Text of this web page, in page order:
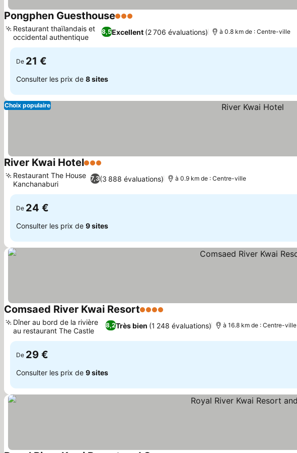
Pongphen Guesthouse3 Étoiles
8,5Excellent (2 706 évaluations)
Restaurant thaïlandais et
occidental authentique
à 0.8 km de : Centre-ville
De 21 €
Consulter les prix de 8 sites
Choix populaire
River Kwai Hotel3 Étoiles
7,3(3 888 évaluations)
Restaurant The House
Kanchanaburi
à 0.9 km de : Centre-ville
De 24 €
Consulter les prix de 9 sites
Comsaed River Kwai Resort4 Étoiles
8,2Très bien (1 248 évaluations)
Dîner au bord de la rivière
au restaurant The Castle
à 16.8 km de : Centre-ville
De 29 €
Consulter les prix de 9 sites